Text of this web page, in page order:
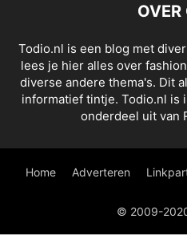
OVER
Todio.nl is een blog met
lees je hier alles over
diverse andere thema's. Dit
informatief tintje. Todio.nl is
onderdeel uit van
Home Adverteren
© 2009-